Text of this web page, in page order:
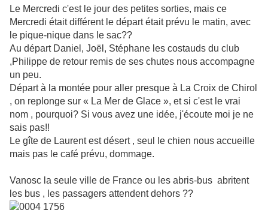
Le Mercredi c'est le jour des petites sorties, mais ce
Mercredi était différent le départ était prévu le matin, avec
le pique-nique dans le sac??
Au départ Daniel, Joël, Stéphane les costauds du club
,Philippe de retour remis de ses chutes nous accompagne
un peu.
Départ à la montée pour aller presque à La Croix de Chirol
, on replonge sur « La Mer de Glace », et si c'est le vrai
nom , pourquoi? Si vous avez une idée, j'écoute moi je ne
sais pas!!
Le gîte de Laurent est désert , seul le chien nous accueille
mais pas le café prévu, dommage.
Vanosc la seule ville de France ou les abris-bus abritent
les bus , les passagers attendent dehors ??